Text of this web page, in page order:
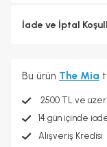
İade ve İptal
Bu ürün The Mia
2500 TL ve
14 gün içinde
Alışveriş Kredisi